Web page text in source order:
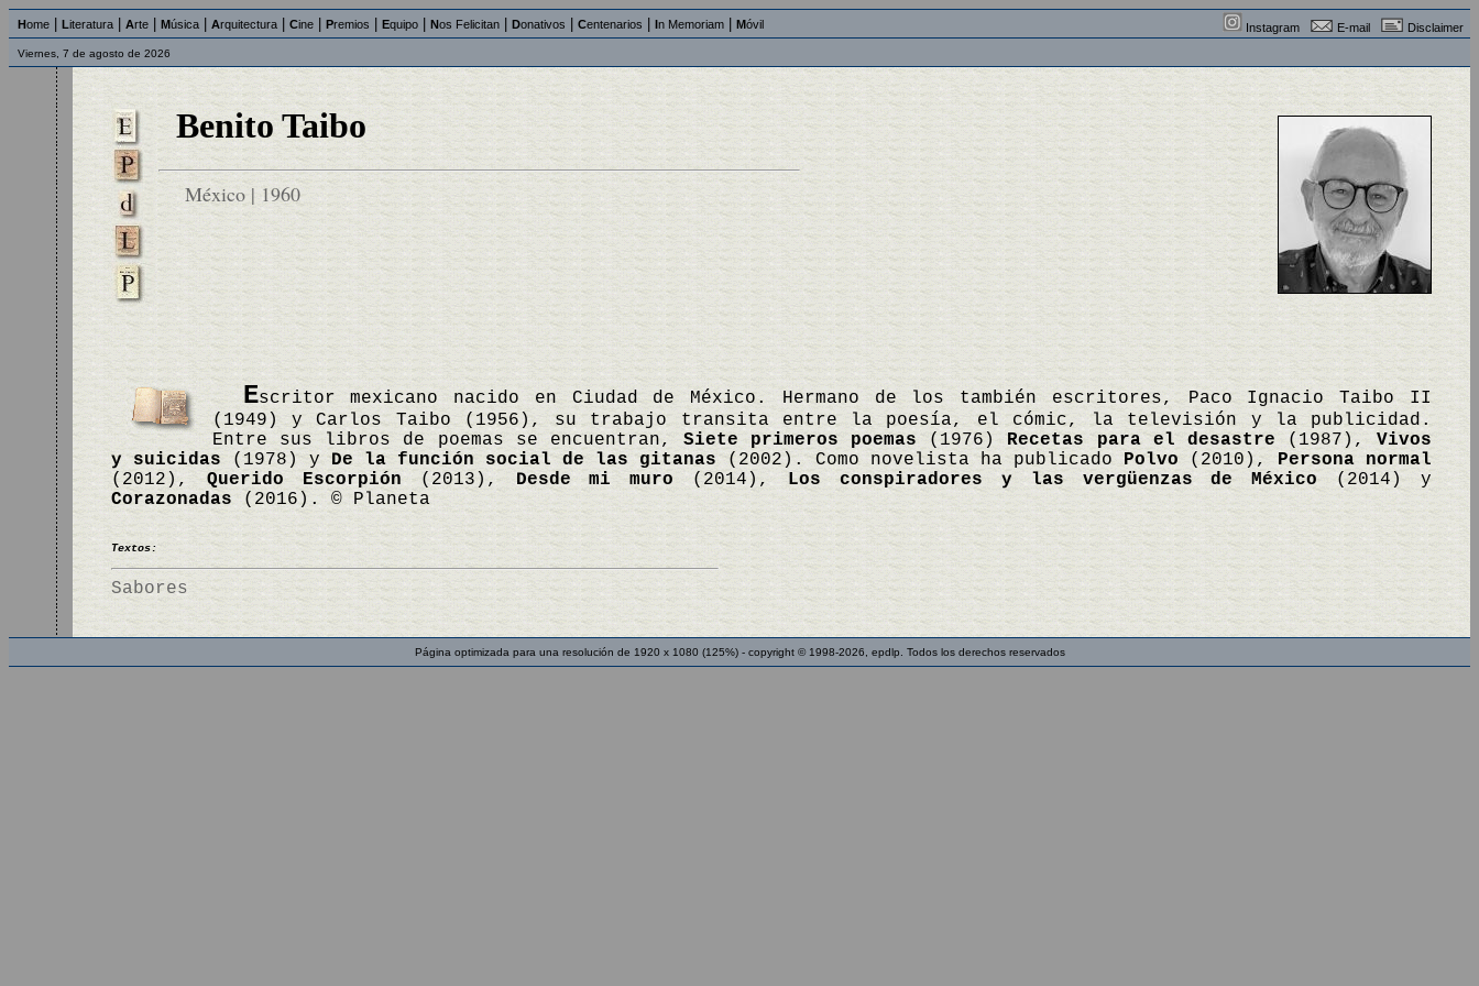
Home Literatura Arte Música Arquitectura Cine Premios Equipo Nos Felicitan Donativos Centenarios In Memoriam Móvil Instagram E-mail Disclaimer
Viernes, 7 de agosto de 2026
Benito Taibo
México | 1960
Escritor mexicano nacido en Ciudad de México. Hermano de los también escritores, Paco Ignacio Taibo II
(1949) y Carlos Taibo (1956), su trabajo transita entre la poesía, el cómic, la televisión y la publicidad.
Entre sus libros de poemas se encuentran, Siete primeros poemas (1976)Recetas para el desastre (1987), Vivos
y suicidas (1978) yDe la función social de las gitanas (2002). Como novelista ha publicado Polvo (2010), Persona normal
(2012),Querido Escorpión (2013), Desde mi muro (2014), Los conspiradores y las vergüenzas de México(2014) y
Corazonadas (2016). © Planeta
Textos:
Sabores
Página optimizada para una resolución de 1920 x 1080 (125%) - copyright © 1998-2026, epdlp. Todos los derechos reservados